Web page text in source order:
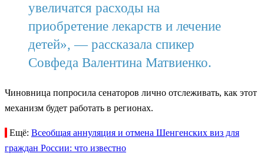
увеличатся расходы на
приобретение лекарств и лечение
детей», — рассказала спикер
Совфеда Валентина Матвиенко.
Чиновница попросила сенаторов лично отслеживать, как этот
механизм будет работать в регионах.
Ещё: Всеобщая аннуляция и отмена Шенгенских виз для
граждан России: что известно